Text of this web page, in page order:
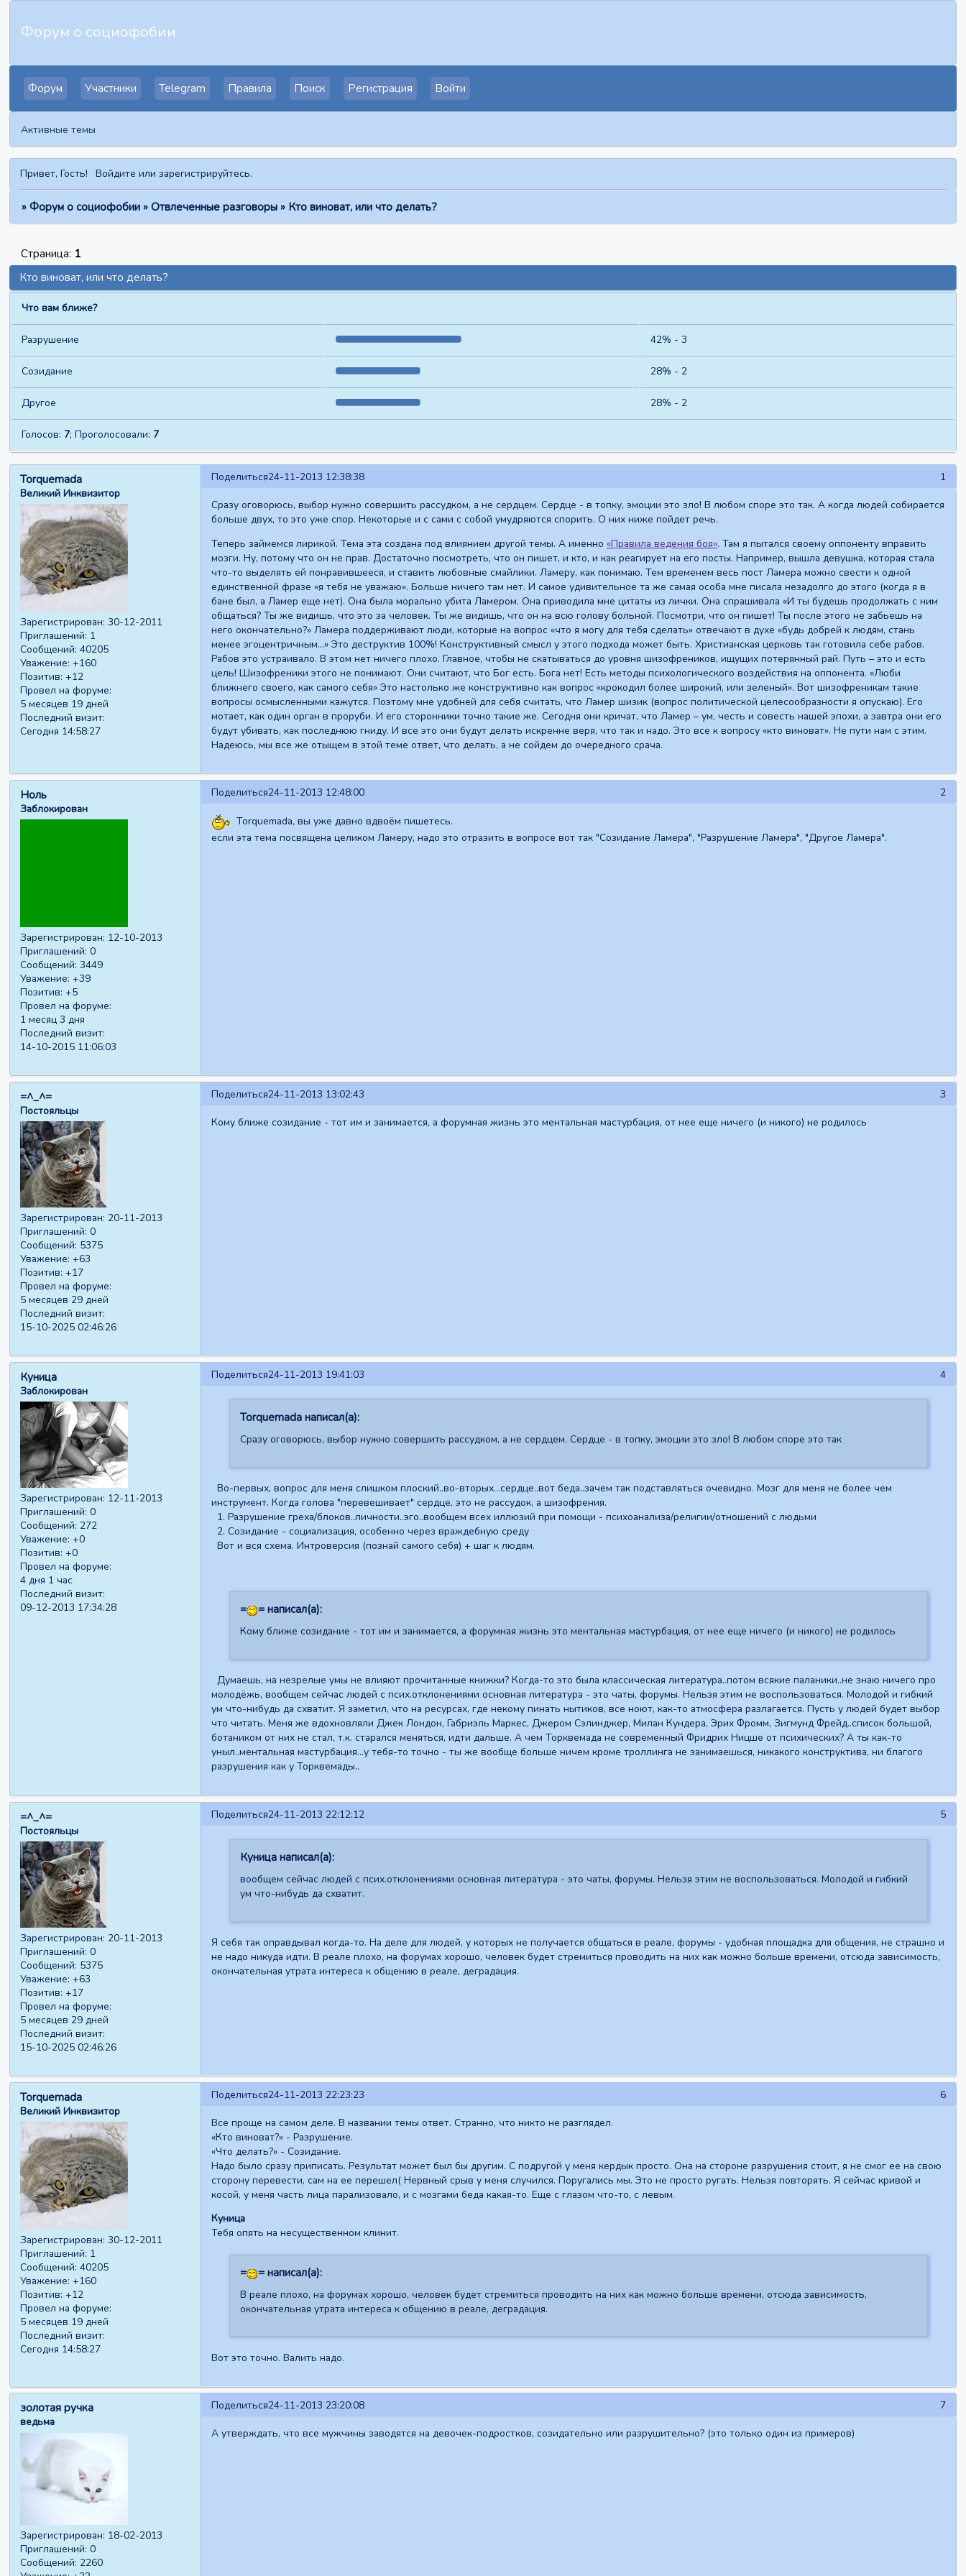
Форум о социофобии
Форум Участники Telegram Правила Поиск Регистрация Войти
Активные темы
Привет, Гость! Войдите илизарегистрируйтесь.
» Форум о социофобии » Отвлеченные разговоры » Кто виноват, или что делать?
Кто виноват, или что делать?
Страница: 1
Что вам ближе?
Разрушение 42% - 3
Созидание 28% - 2
Другое 28% - 2
Голосов: 7;Проголосовали: 7
Поделиться 1
24-11-2013 12:38:38
Torquemada
Великий Инквизитор
Зарегистрирован: 30-12-2011
Приглашений: 1
Сообщений: 40205
Уважение: +160
Позитив: +12
Провел на форуме:
5 месяцев 19 дней
Последний визит:
Сегодня 14:58:27
Сразу оговорюсь, выбор нужно совершить рассудком, а не сердцем. Сердце - в топку, эмоции это зло! В любом споре это так. А когда людей собирается
больше двух, то это уже спор. Некоторые и с сами с собой умудряются спорить. О них ниже пойдет речь.
Теперь займемся лирикой. Тема эта создана под влиянием другой темы. А именно «Правила ведения боя». Там я пытался своему оппоненту вправить
мозги. Ну, потому что он не прав. Достаточно посмотреть, что он пишет, и кто, и как реагирует на его посты. Например, вышла девушка, которая стала
что-то выделять ей понравившееся, и ставить любовные смайлики. Ламеру, как понимаю. Тем временем весь пост Ламера можно свести к одной
единственной фразе «я тебя не уважаю». Больше ничего там нет. И самое удивительное та же самая особа мне писала незадолго до этого (когда я в
бане был, а Ламер еще нет). Она была морально убита Ламером. Она приводила мне цитаты из лички. Она спрашивала «И ты будешь продолжать с ним
общаться? Ты же видишь, что это за человек. Ты же видишь, что он на всю голову больной. Посмотри, что он пишет! Ты после этого не забьешь на
него окончательно?» Ламера поддерживают люди, которые на вопрос «что я могу для тебя сделать» отвечают в духе «будь добрей к людям, стань
менее эгоцентричным…» Это деструктив 100%! Конструктивный смысл у этого подхода может быть. Христианская церковь так готовила себе рабов.
Рабов это устраивало. В этом нет ничего плохо. Главное, чтобы не скатываться до уровня шизофреников, ищущих потерянный рай. Путь – это и есть
цель! Шизофреники этого не понимают. Они считают, что Бог есть. Бога нет! Есть методы психологического воздействия на оппонента. «Люби
ближнего своего, как самого себя» Это настолько же конструктивно как вопрос «крокодил более широкий, или зеленый». Вот шизофреникам такие
вопросы осмысленными кажутся. Поэтому мне удобней для себя считать, что Ламер шизик (вопрос политической целесообразности я опускаю). Его
мотает, как один орган в проруби. И его сторонники точно такие же. Сегодня они кричат, что Ламер – ум, честь и совесть нашей эпохи, а завтра они его
будут убивать, как последнюю гниду. И все это они будут делать искренне веря, что так и надо. Это все к вопросу «кто виноват». Не пути нам с этим.
Надеюсь, мы все же отыщем в этой теме ответ, что делать, а не сойдем до очередного срача.
Поделиться 2
24-11-2013 12:48:00
Ноль
Заблокирован
Зарегистрирован: 12-10-2013
Приглашений: 0
Сообщений: 3449
Уважение: +39
Позитив: +5
Провел на форуме:
1 месяц 3 дня
Последний визит:
14-10-2015 11:06:03
Torquemada, вы уже давно вдвоём пишетесь.
если эта тема посвящена целиком Ламеру, надо это отразить в вопросе вот так "Созидание Ламера", "Разрушение Ламера", "Другое Ламера".
Поделиться 3
24-11-2013 13:02:43
=^_^=
Постояльцы
Зарегистрирован: 20-11-2013
Приглашений: 0
Сообщений: 5375
Уважение: +63
Позитив: +17
Провел на форуме:
5 месяцев 29 дней
Последний визит:
15-10-2025 02:46:26
Кому ближе созидание - тот им и занимается, а форумная жизнь это ментальная мастурбация, от нее еще ничего (и никого) не родилось
Поделиться 4
24-11-2013 19:41:03
Куница
Заблокирован
Зарегистрирован: 12-11-2013
Приглашений: 0
Сообщений: 272
Уважение: +0
Позитив: +0
Провел на форуме:
4 дня 1 час
Последний визит:
09-12-2013 17:34:28
Torquemada написал(а):
Сразу оговорюсь, выбор нужно совершить рассудком, а не сердцем. Сердце - в топку, эмоции это зло! В любом споре это так
Во-первых, вопрос для меня слишком плоский..во-вторых...сердце..вот беда..зачем так подставляться очевидно. Мозг для меня не более чем
инструмент. Когда голова "перевешивает" сердце, это не рассудок, а шизофрения.
1. Разрушение греха/блоков..личности..эго..вообщем всех иллюзий при помощи - психоанализа/религии/отношений с людьми
2. Созидание - социализация, особенно через враждебную среду
Вот и вся схема. Интроверсия (познай самого себя) + шаг к людям.
= = написал(а):
Кому ближе созидание - тот им и занимается, а форумная жизнь это ментальная мастурбация, от нее еще ничего (и никого) не родилось
Думаешь, на незрелые умы не влияют прочитанные книжки? Когда-то это была классическая литература..потом всякие паланики..не знаю ничего про
молодёжь, вообщем сейчас людей с псих.отклонениями основная литература - это чаты, форумы. Нельзя этим не воспользоваться. Молодой и гибкий
ум что-нибудь да схватит. Я заметил, что на ресурсах, где некому пинать нытиков, все ноют, как-то атмосфера разлагается. Пусть у людей будет выбор
что читать. Меня же вдохновляли Джек Лондон, Габриэль Маркес, Джером Сэлинджер, Милан Кундера, Эрих Фромм, Зигмунд Фрейд..список большой,
ботаником от них не стал, т.к. старался меняться, идти дальше. А чем Торквемада не современный Фридрих Ницше от психических? А ты как-то
уныл..ментальная мастурбация...у тебя-то точно - ты же вообще больше ничем кроме троллинга не занимаешься, никакого конструктива, ни благого
разрушения как у Торквемады..
Поделиться 5
24-11-2013 22:12:12
=^_^=
Постояльцы
Зарегистрирован: 20-11-2013
Приглашений: 0
Сообщений: 5375
Уважение: +63
Позитив: +17
Провел на форуме:
5 месяцев 29 дней
Последний визит:
15-10-2025 02:46:26
Куница написал(а):
вообщем сейчас людей с псих.отклонениями основная литература - это чаты, форумы. Нельзя этим не воспользоваться. Молодой и гибкий
ум что-нибудь да схватит.
Я себя так оправдывал когда-то. На деле для людей, у которых не получается общаться в реале, форумы - удобная площадка для общения, не страшно и
не надо никуда идти. В реале плохо, на форумах хорошо, человек будет стремиться проводить на них как можно больше времени, отсюда зависимость,
окончательная утрата интереса к общению в реале, деградация.
Поделиться 6
24-11-2013 22:23:23
Torquemada
Великий Инквизитор
Зарегистрирован: 30-12-2011
Приглашений: 1
Сообщений: 40205
Уважение: +160
Позитив: +12
Провел на форуме:
5 месяцев 19 дней
Последний визит:
Сегодня 14:58:27
Все проще на самом деле. В названии темы ответ. Странно, что никто не разглядел.
«Кто виноват?» - Разрушение.
«Что делать?» - Созидание.
Надо было сразу приписать. Результат может был бы другим. С подругой у меня кердык просто. Она на стороне разрушения стоит, я не смог ее на свою
сторону перевести, сам на ее перешел( Нервный срыв у меня случился. Поругались мы. Это не просто ругать. Нельзя повторять. Я сейчас кривой и
косой, у меня часть лица парализовало, и с мозгами беда какая-то. Еще с глазом что-то, с левым.
Куница
Тебя опять на несущественном клинит.
= = написал(а):
В реале плохо, на форумах хорошо, человек будет стремиться проводить на них как можно больше времени, отсюда зависимость,
окончательная утрата интереса к общению в реале, деградация.
Вот это точно. Валить надо.
Поделиться 7
24-11-2013 23:20:08
золотая ручка
ведьма
Зарегистрирован: 18-02-2013
Приглашений: 0
Сообщений: 2260
А утверждать, что все мужчины заводятся на девочек-подростков, созидательно или разрушительно? (это только один из примеров)